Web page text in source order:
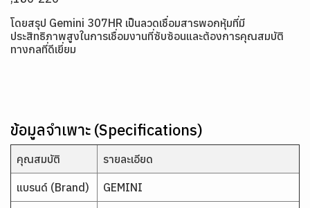
โดยสรุป Gemini 307HR เป็นลวดเชื่อมสารพอกหุ้มที่มี
ประสิทธิภาพสูงในการเชื่อมงานที่ซับซ้อนและต้องการคุณสมบัติ
ทางกลที่ดีเยี่ยม
ข้อมูลจำเพาะ (Specifications)
คุณสมบัติ รายละเอียด
แบรนด์ (Brand) GEMINI